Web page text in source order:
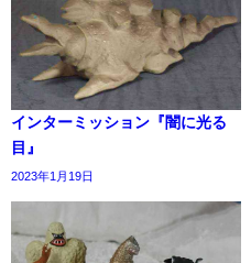
インターミッション『闇に光る
目』
2023年1月19日